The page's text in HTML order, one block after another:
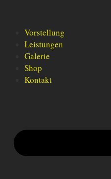
Vorstellung
Leistungen
Galerie
Shop
Kontakt